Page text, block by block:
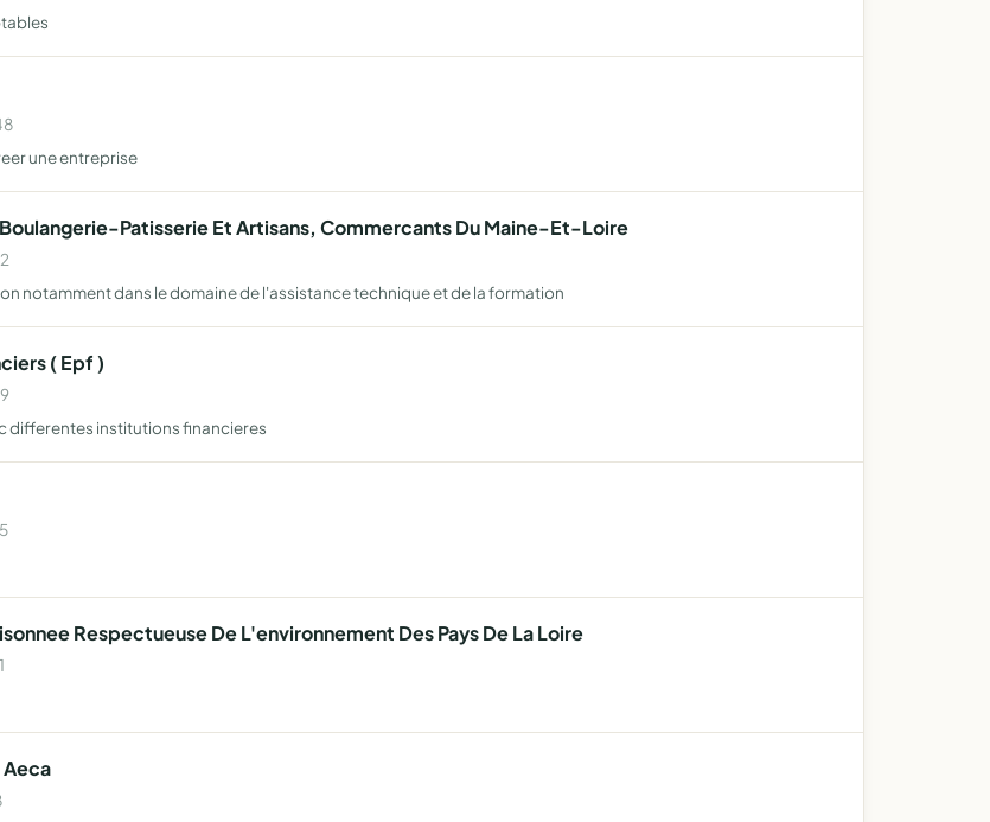
une entreprise
Patisserie Et Artisans, Commercants Du Maine-Et-Loire
notamment dans le domaine de l'assistance technique et de la formation
( Epf )
differentes institutions financieres
Respectueuse De L'environnement Des Pays De La Loire